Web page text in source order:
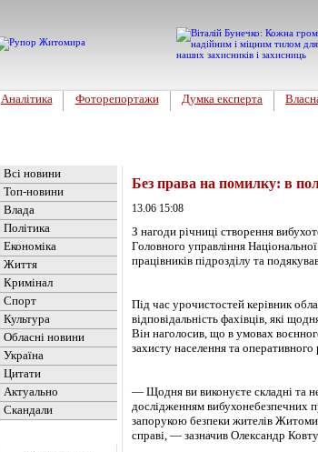
Аналітика Фоторепортажи Думка експерта
Всі новини
Топ-новини
Влада
Політика
Економіка
Життя
Кримінал
Спорт
Культура
Обласні новини
Україна
Цитати
Актуально
Скандали
Без права на помилку: в
13.06 15:08
З нагоди річниці створення
Головного управління
працівників підрозділу та
Під час урочистостей керівник
відповідальність фахівців, які
Він наголосив, що в умовах
захисту населення та оперативного
— Щодня ви виконуєте складні та
дослідженням вибухонебезпечних
запорукою безпеки жителів
справі, — зазначив Олександр